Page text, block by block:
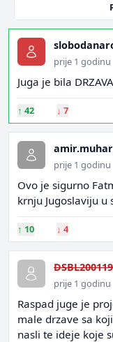
prije 1 godinu
Juga je bila
↑ 42 ↓ 7
prije 1 godinu
Ovo je sigurno
krnju Jugoslaviju
↑ 10 ↓ 4
prije 1 godinu
Raspad juge je
male drzave sa
nasli te ideje koje